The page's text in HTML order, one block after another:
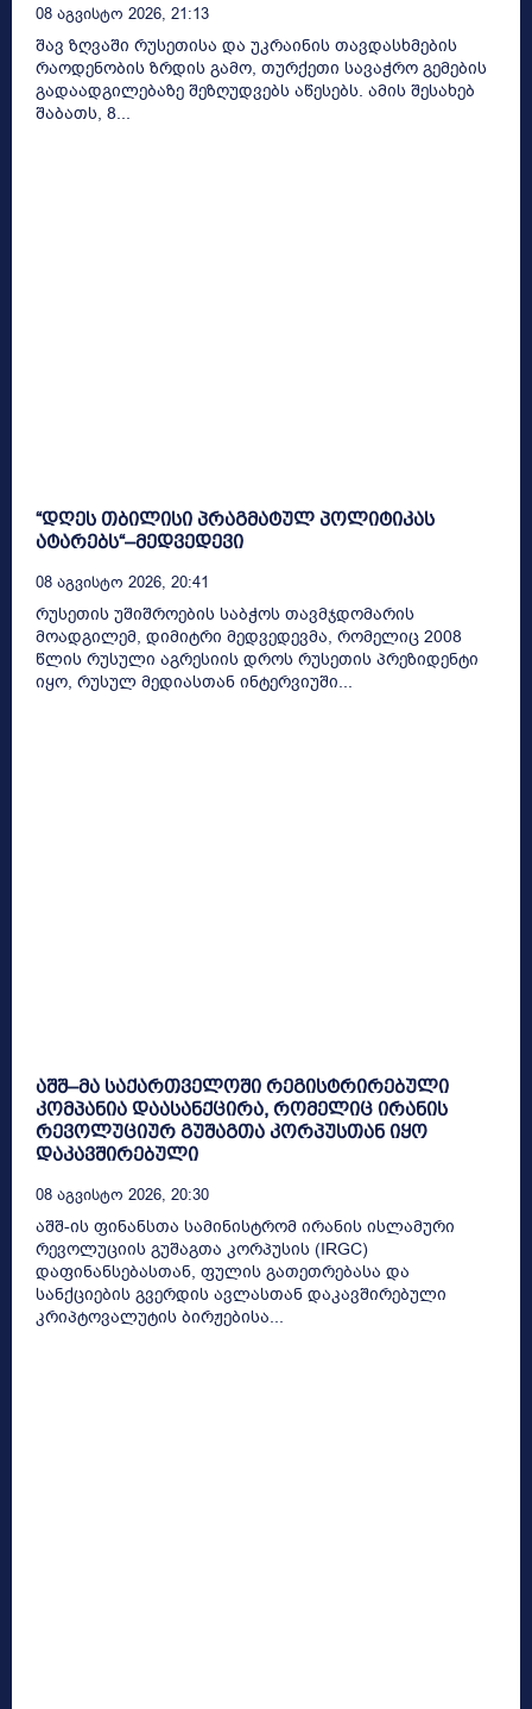
08 Აგვისტო 2026, 21:13
შავ ზღვაში რუსეთისა და უკრაინის თავდასხმების
რაოდენობის ზრდის გამო, თურქეთი სავაჭრო გემების
გადაადგილებაზე შეზღუდვებს აწესებს. ამის შესახებ
შაბათს, 8...
“დღეს თბილისი პრაგმატულ პოლიტიკას
ატარებს“–მედვედევი
08 Აგვისტო 2026, 20:41
რუსეთის უშიშროების საბჭოს თავმჯდომარის
მოადგილემ, დიმიტრი მედვედევმა, რომელიც 2008
წლის რუსული აგრესიის დროს რუსეთის პრეზიდენტი
იყო, რუსულ მედიასთან ინტერვიუში...
აშშ–მა საქართველოში რეგისტრირებული
კომპანია დაასანქცირა, რომელიც ირანის
რევოლუციურ გუშაგთა კორპუსთან იყო
დაკავშირებული
08 Აგვისტო 2026, 20:30
აშშ-ის ფინანსთა სამინისტრომ ირანის ისლამური
რევოლუციის გუშაგთა კორპუსის (IRGC)
დაფინანსებასთან, ფულის გათეთრებასა და
სანქციების გვერდის ავლასთან დაკავშირებული
კრიპტოვალუტის ბირჟებისა...